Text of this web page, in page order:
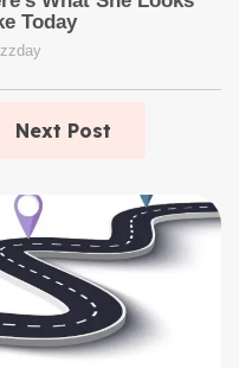
Next Post